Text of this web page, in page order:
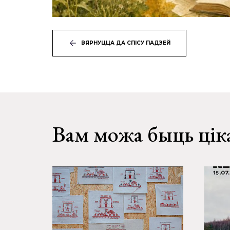
ВЯРНУЦЦА ДА СПІСУ ПАДЗЕЙ
Вам можа быць